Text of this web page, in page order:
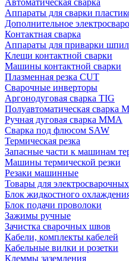
Автоматическая сварка
Аппараты для сварки
Дополнительное
Контактная сварка
Аппараты для приварки
Клещи контактной сварки
Машины контактной сварки
Плазменная резка CUT
Сварочные инверторы
Аргонодуговая сварка TIG
Полуавтоматическая сварка
Ручная дуговая сварка MMA
Сварка под флюсом SAW
Термическая резка
Запасные части к машинам
Машины термической резки
Резаки машинные
Товары для
Блок жидкостного
Блок подачи проволоки
Зажимы ручные
Зачистка сварочных швов
Кабели, комплекты кабелей
Кабельные вилки и розетки
Клеммы заземления